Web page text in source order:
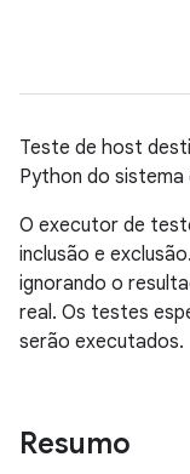
Teste de host
Python do sistema
O executor de
inclusão e
ignorando o
real. Os testes
serão executados.
Resumo